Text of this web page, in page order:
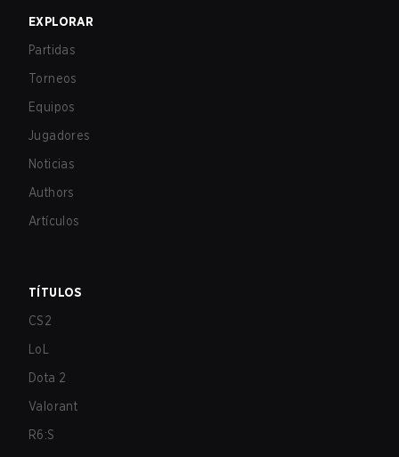
EXPLORAR
Partidas
Torneos
Equipos
Jugadores
Noticias
Authors
Artículos
TÍTULOS
CS2
LoL
Dota 2
Valorant
R6:S